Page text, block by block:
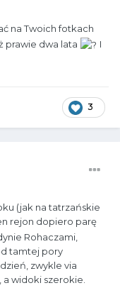
na Twoich fotkach
prawie dwa lata
I
3
(jak na tatrzańskie
rejon dopiero parę
Rohaczami,
tamtej pory
zwykle via
widoki szerokie.